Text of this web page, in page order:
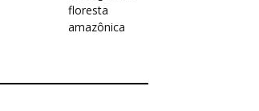
floresta
amazônica